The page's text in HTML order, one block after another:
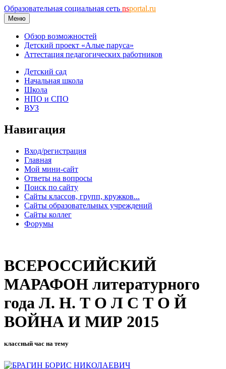
Образовательная социальная сеть nsportal.ru
Меню
Обзор возможностей
Детский проект «Алые паруса»
Аттестация педагогических работников
Детский сад
Начальная школа
Школа
НПО и СПО
ВУЗ
Навигация
Вход/регистрация
Главная
Мой мини-сайт
Ответы на вопросы
Поиск по сайту
Сайты классов, групп, кружков...
Сайты образовательных учреждений
Сайты коллег
Форумы
ВСЕРОССИЙСКИЙ
МАРАФОН литературного
года Л. Н. Т О Л С Т О Й
ВОЙНА И МИР 2015
классный час на тему